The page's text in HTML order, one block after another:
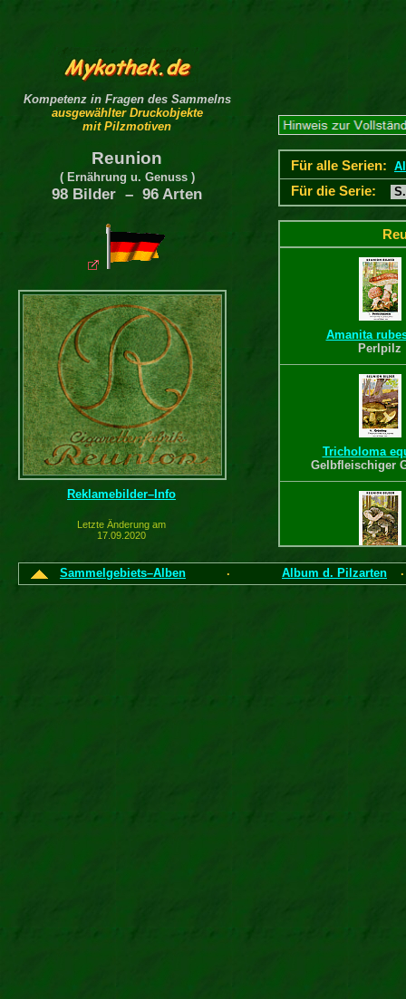
Kompetenz in Fragen des Sammelns
ausgewählter Druckobjekte
mit Pilzmotiven
Reunion
( Ernährung u. Genuss )
98 Bilder – 96 Arten
Reklamebilder–Info
Letzte Änderung am
17.09.2020
Für alle Serien:
Für die Serie:
Amanita
Perlpilz
Tricholoma
Gelbfleischiger
Tricholoma
Schwarzfaseriger
Sammelgebiets–Alben · Album d. Pilzarten